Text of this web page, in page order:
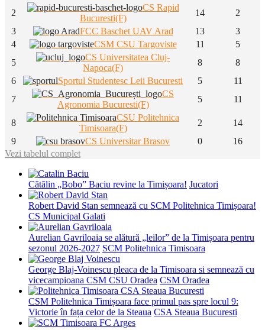
2
CS Rapid
Bucuresti(F)
14
2
3
FCC Baschet UAV Arad 13
3
4
CSM CSU Targoviste 11
5
5
CS Universitatea Cluj-
Napoca(F)
8
8
6
Sportul Studentesc Leii Bucuresti 5
11
7
CS
Agronomia Bucuresti(F)
5 11
8
CSU Politehnica
Timisoara(F)
2
14
9
CS Universitar Brasov 0
16
Vezi tabelul complet
Cătălin „Bobo” Baciu revine la Timișoara! Jucatori
Robert David Stan semnează cu SCM Politehnica Timișoara!
CS Municipal Galati
Aurelian Gavriloaia se alătură „leilor” de la Timișoara pentru
sezonul 2026-2027 SCM Politehnica Timisoara
George Blaj-Voinescu pleaca de la Timisoara si semnează cu
vicecampioana CSM CSU Oradea CSM Oradea
CSM Politehnica Timișoara face primul pas spre locul 9:
Victorie în fața celor de la Steaua CSA Steaua Bucuresti